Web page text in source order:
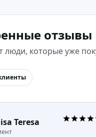
отзывы
люди, которые уже
Teresa